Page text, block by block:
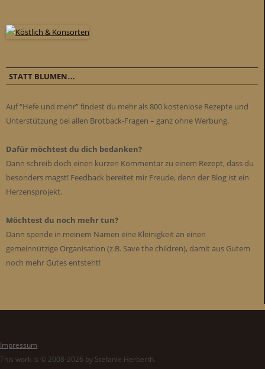
STATT BLUMEN…
Auf “Hefe und mehr” findest du mehr als 800 kostenlose Rezepte und
Unterstützung bei allen Brotback-Fragen – ganz ohne Werbung.
Dafür möchtest du dich bedanken?
Dann schreib doch einen kurzen Kommentar zu einem Rezept, dass du
besonders magst! Feedback bereitet mir Freude, denn der Blog ist ein
Herzensprojekt.
Möchtest du noch mehr tun?
Dann spende in meinem Namen eine Kleinigkeit an einen
gemeinnützige Organisation (z.B. Save the children), damit aus Gutem
noch mehr Gutes entsteht!
Impressum
This work is © 2008-2026 by Stefanie Herberth.